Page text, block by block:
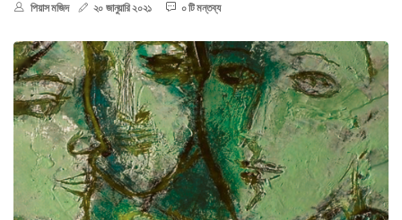
পিয়াস মজিদ ২০ জানুয়ারি ২০২১ ০ টি মন্তব্য